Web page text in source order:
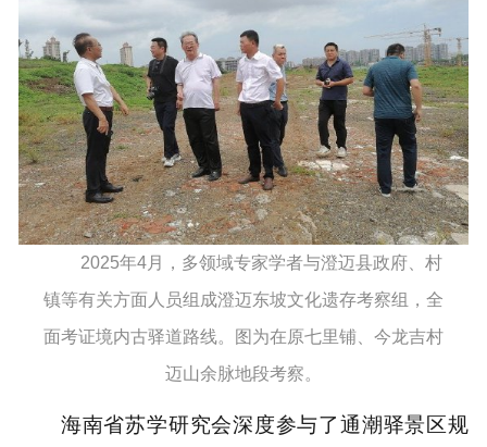
2025年4月，多领域专家学者与澄迈县政府、村
镇等有关方面人员组成澄迈东坡文化遗存考察组，全
面考证境内古驿道路线。图为在原七里铺、今龙吉村
迈山余脉地段考察。
海南省苏学研究会深度参与了通潮驿景区规